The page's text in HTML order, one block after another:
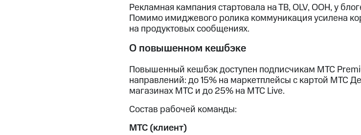
Рекламная кампания стартовала на ТВ, OLV, OOH, у
Помимо имиджевого ролика коммуникация усилена
на продуктовых сообщениях.
О повышенном кешбэке
Повышенный кешбэк доступен подписчикам МТС
направлений: до 15% на маркетплейсы с картой МТС
магазинах МТС и до 25% на МТС Live.
Состав рабочей команды:
МТС (клиент)